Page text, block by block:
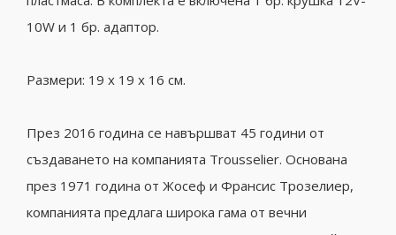
10W и 1 бр. адаптор.
Размери: 19 x 19 x 16 см.
През 2016 година се навършват 45 години от
създаването на компанията Trousselier. Основана
през 1971 година от Жосеф и Франсис Трозелиер,
компанията предлага широка гама от вечни